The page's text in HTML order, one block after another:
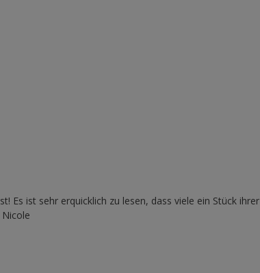
Es ist sehr erquicklich zu lesen, dass viele ein Stück ihrer